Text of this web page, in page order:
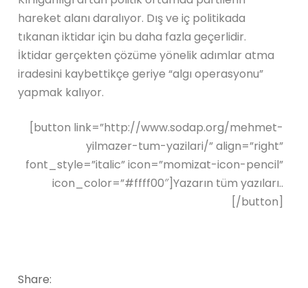
hareket alanı daralıyor. Dış ve iç politikada
tıkanan iktidar için bu daha fazla geçerlidir.
İktidar gerçekten çözüme yönelik adımlar atma
iradesini kaybettikçe geriye “algı operasyonu”
yapmak kalıyor.
[button link=”http://www.sodap.org/mehmet-
yilmazer-tum-yazilari/” align=”right”
font_style=”italic” icon=”momizat-icon-pencil”
icon_color=”#ffff00″]Yazarın tüm yazıları..
[/button]
Share: